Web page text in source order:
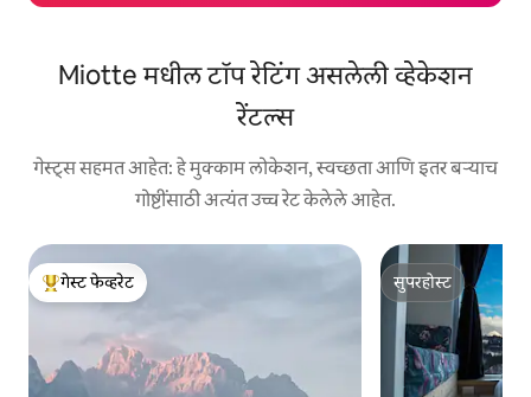
Miotte मधील टॉप रेटिंग असलेली व्हेकेशन
रेंटल्स
गेस्ट्स सहमत आहेत: हे मुक्काम लोकेशन, स्वच्छता आणि इतर बऱ्याच
गोष्टींसाठी अत्यंत उच्च रेट केलेले आहेत.
टॉप गेस्ट फेव्हरेट
गेस्ट फेव्हरेट
सुपरहोस्ट
सुपरहोस्ट